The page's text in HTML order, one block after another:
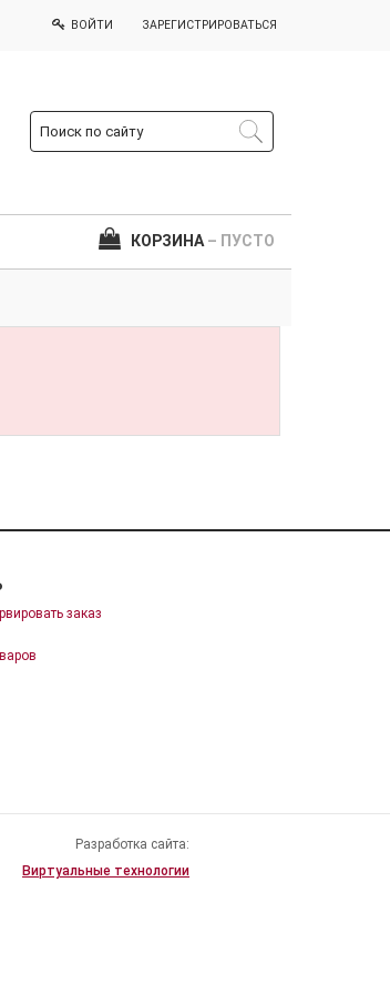
ВОЙТИ ЗАРЕГИСТРИРОВАТЬСЯ
КОРЗИНА – ПУСТО
заказ
Разработка сайта:
Виртуальные технологии